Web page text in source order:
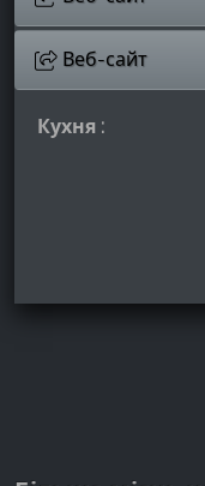
Веб-сайт
Кухня :